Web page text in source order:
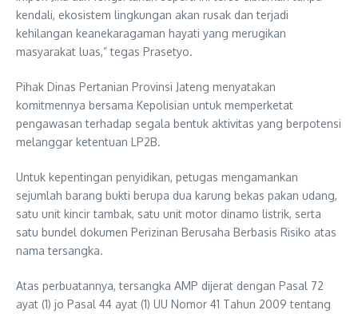
kendali, ekosistem lingkungan akan rusak dan terjadi
kehilangan keanekaragaman hayati yang merugikan
masyarakat luas,” tegas Prasetyo.
Pihak Dinas Pertanian Provinsi Jateng menyatakan
komitmennya bersama Kepolisian untuk memperketat
pengawasan terhadap segala bentuk aktivitas yang berpotensi
melanggar ketentuan LP2B.
Untuk kepentingan penyidikan, petugas mengamankan
sejumlah barang bukti berupa dua karung bekas pakan udang,
satu unit kincir tambak, satu unit motor dinamo listrik, serta
satu bundel dokumen Perizinan Berusaha Berbasis Risiko atas
nama tersangka.
Atas perbuatannya, tersangka AMP dijerat dengan Pasal 72
ayat (1) jo Pasal 44 ayat (1) UU Nomor 41 Tahun 2009 tentang